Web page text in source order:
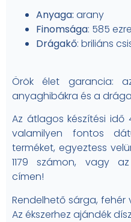
Anyaga: arany
Finomsága: 585
Drágakő: briliáns
Örök élet garancia:
anyaghibákra és a
Az átlagos készítési
valamilyen fontos
terméket, egyeztess
1179 számon, vagy
címen!
Rendelhető sárga, fehér
Az ékszerhez ajándék